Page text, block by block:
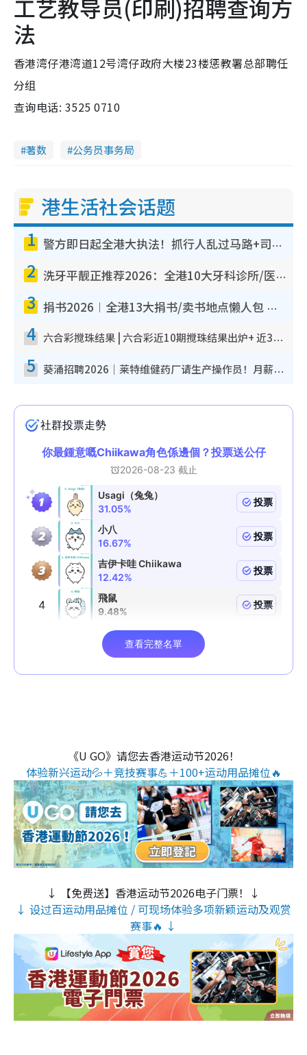
工艺教导员(印刷)招聘查询方
法
香港湾仔港湾道12号湾仔政府大楼23楼惩教署总部聘任
分组
查询电话: 3525 0710
著数 公务员事务局
港生活社会话题
1 警方即日起全港大执法！抓行人乱过马路+司机不专注驾驶！乱过马路罚$2000
2 洗牙平靓正推荐2026：全港10大牙科诊所/医院懒人包，夜诊至8点/镇静洁牙/医疗券适用
3 捐书2026︱全港13大捐书/卖书地点懒人包 二手课本最高$150＋旧书换免费咖啡/戏票
4 六合彩搅珠结果 | 六合彩近10期搅珠结果出炉+ 近30期最旺热门中奖号码
5 葵涌招聘2026｜莱特维健药厂请生产操作员！月薪高达$1.7万 冷气厂房/五天工作/保障双粮
《U GO》请您去香港运动节2026！
体验新兴运动💦＋竞技赛事💪＋100+运动用品摊位🔥
↓ 【免费送】香港运动节2026电子门票！↓
↓ 设过百运动用品摊位 / 可现场体验多项新颖运动及观赏
赛事🔥 ↓